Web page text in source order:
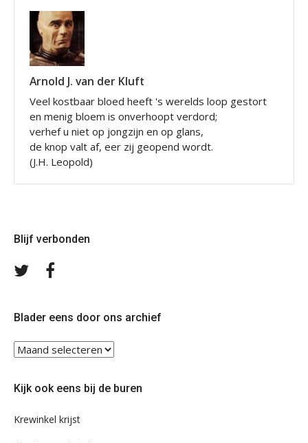
Arnold J. van der Kluft
Veel kostbaar bloed heeft 's werelds loop gestort
en menig bloem is onverhoopt verdord;
verhef u niet op jongzijn en op glans,
de knop valt af, eer zij geopend wordt.
(J.H. Leopold)
Blijf verbonden
Volg
Blader eens door ons archief
Blader
ons
Kijk ook eens bij de buren
Krewinkel krijst